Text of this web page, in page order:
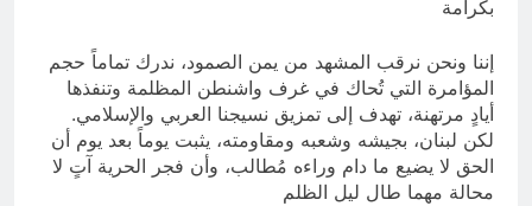
بكرامة
​إننا ونحن نرقب المشهد من يمن الصمود، ندرك تماماً حجم
المؤامرة التي تُحاك في غرف واشنطن المظلمة وتنفذها
أيادٍ مرتهنة، تهدف إلى تمزيق نسيجنا العربي والإسلامي.
لكن لبنان، بجيشه وشعبه ومقاومته، يثبت يوماً بعد يوم أن
الحق لا يضيع ما دام وراءه مُطالب، وأن فجر الحرية آتٍ لا
محالة مهما طال ليل الظلم